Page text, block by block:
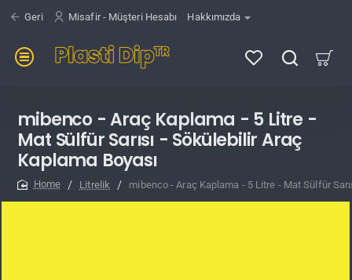
Geri Misafir - Müşteri Hesabı Hakkımızda
mibenco - Araç Kaplama - 5 Litre -
Mat Sülfür Sarısı - Sökülebilir Araç
Kaplama Boyası
Litrelik mibenco - Araç Kaplama - 5 Litre - Mat Sülfür